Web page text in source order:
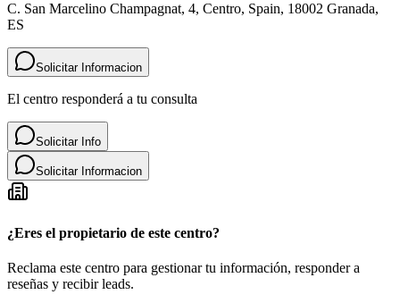
C. San Marcelino Champagnat, 4, Centro, Spain, 18002 Granada,
ES
Solicitar Informacion
El centro responderá a tu consulta
Solicitar Info
Solicitar Informacion
¿Eres el propietario de este centro?
Reclama este centro para gestionar tu información, responder a
reseñas y recibir leads.